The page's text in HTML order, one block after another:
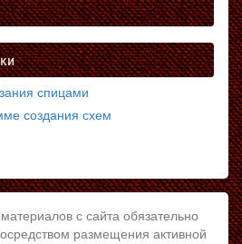
спицами
создания схем
с сайта обязательно
размещения активной